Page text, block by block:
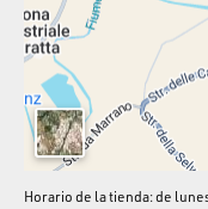
Horario de la tienda: de lunes